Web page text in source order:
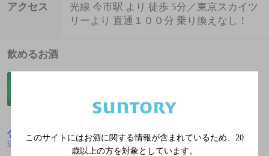
アクセス
光線 今市駅 より 徒歩 5分／東京スカイツ
リーより 直通１００分 乗り換えなし！
飲めるお酒
栃木県 ダイニングバー
Ｃａｆｅ＆ＤｉｎｉｎｇＢａｒ
珈茶話 ｋａｓｈｉｗａ
クーポン
このサイトにはお酒に関する情報が含まれているため、 20
歳以上の方を対象としています。